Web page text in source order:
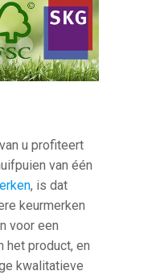
u profiteert
van één
, is dat
keurmerken
voor een
het product, en
kwalitatieve